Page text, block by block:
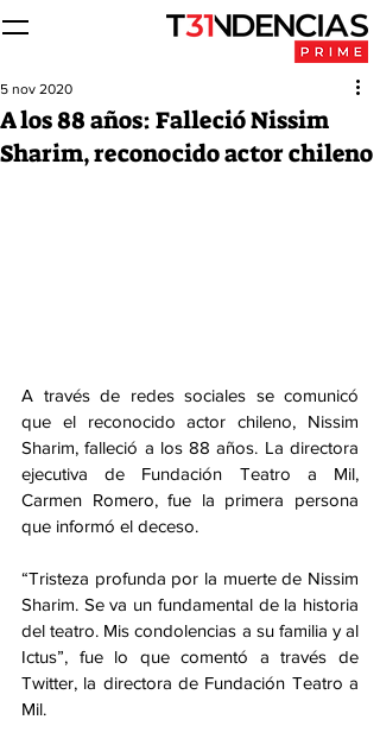
A los 88 años: Falleció Nissim
Sharim, reconocido actor chileno
5 nov 2020
A través de redes sociales se comunicó
que el reconocido actor chileno, Nissim
Sharim, falleció a los 88 años. La directora
ejecutiva de Fundación Teatro a Mil,
Carmen Romero, fue la primera persona
que informó el deceso.
“Tristeza profunda por la muerte de Nissim
Sharim. Se va un fundamental de la historia
del teatro. Mis condolencias a su familia y al
Ictus”, fue lo que comentó a través de
Twitter, la directora de Fundación Teatro a
Mil.